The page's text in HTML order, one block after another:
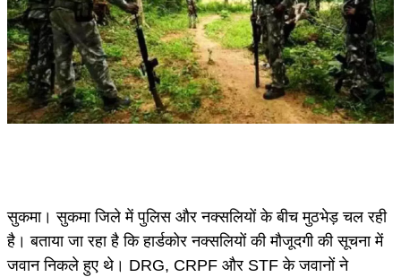
सुकमा। सुकमा जिले में पुलिस और नक्सलियों के बीच मुठभेड़ चल रही
है। बताया जा रहा है कि हार्डकोर नक्सलियों की मौजूदगी की सूचना में
जवान निकले हुए थे। DRG, CRPF और STF के जवानों ने